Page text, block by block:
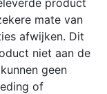
product
mate van
afwijken. Dit
niet aan de
geen
of